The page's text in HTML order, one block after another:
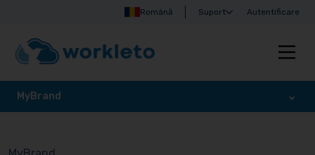
Română Suport Autentificare
MyBrand